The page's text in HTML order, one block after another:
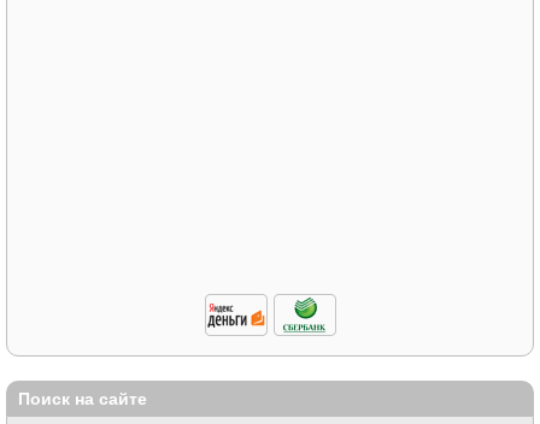
Поиск на сайте